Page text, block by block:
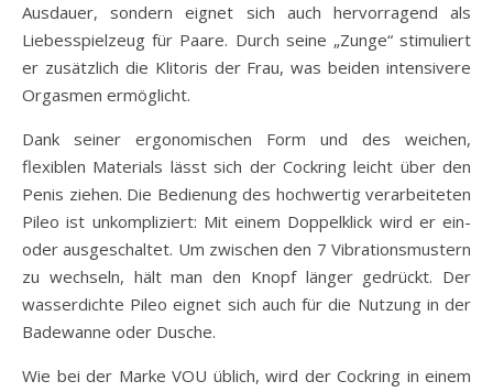
Ausdauer, sondern eignet sich auch hervorragend als
Liebesspielzeug für Paare. Durch seine „Zunge“ stimuliert
er zusätzlich die Klitoris der Frau, was beiden intensivere
Orgasmen ermöglicht.
Dank seiner ergonomischen Form und des weichen,
flexiblen Materials lässt sich der Cockring leicht über den
Penis ziehen. Die Bedienung des hochwertig verarbeiteten
Pileo ist unkompliziert: Mit einem Doppelklick wird er ein-
oder ausgeschaltet. Um zwischen den 7 Vibrationsmustern
zu wechseln, hält man den Knopf länger gedrückt. Der
wasserdichte Pileo eignet sich auch für die Nutzung in der
Badewanne oder Dusche.
Wie bei der Marke VOU üblich, wird der Cockring in einem